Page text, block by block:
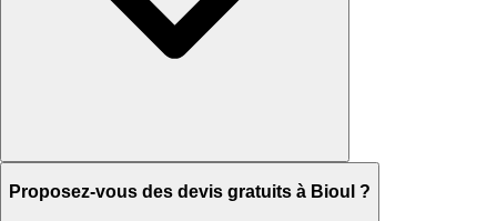
Proposez-vous des devis gratuits à Bioul ?